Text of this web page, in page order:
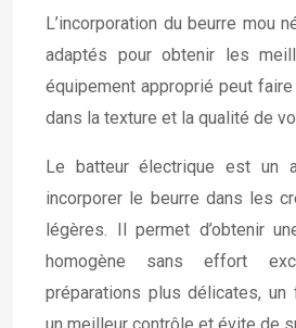
L’incorporation du beurre mou
adaptés pour obtenir les
équipement approprié peut
dans la texture et la qualité de
Le batteur électrique est un
incorporer le beurre dans les
légères. Il permet d’obtenir
homogène sans effort
préparations plus délicates,